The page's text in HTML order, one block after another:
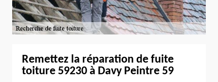
Remettez la réparation de fuite
toiture 59230 à Davy Peintre 59